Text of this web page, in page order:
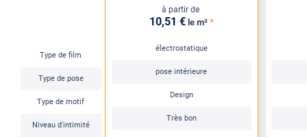
Type de film
Type de pose
Type de motif
Niveau d'intimité
à partir de
10,51 € le m² *
électrostatique
pose intérieure
Design
Très bon